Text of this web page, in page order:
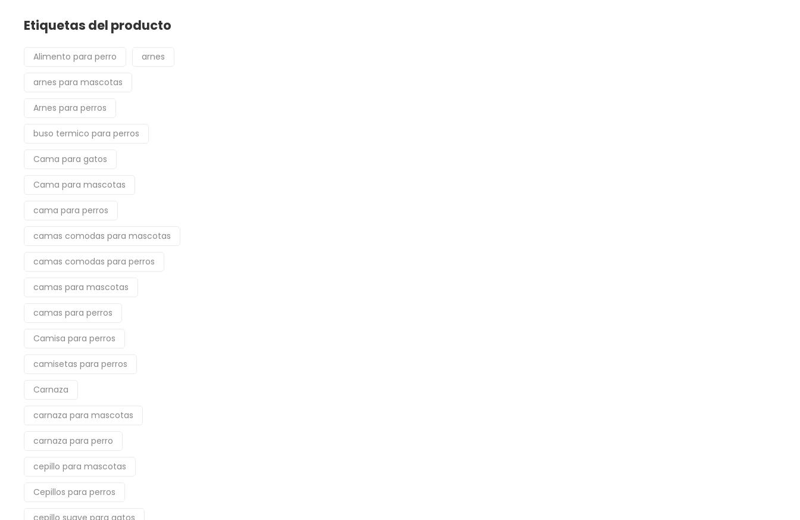
Etiquetas del producto
Alimento para perro arnes
arnes para mascotas
Arnes para perros
buso termico para perros
Cama para gatos
Cama para mascotas
cama para perros
camas comodas para mascotas
camas comodas para perros
camas para mascotas
camas para perros
Camisa para perros
camisetas para perros
Carnaza
carnaza para mascotas
carnaza para perro
cepillo para mascotas
Cepillos para perros
cepillo suave para gatos